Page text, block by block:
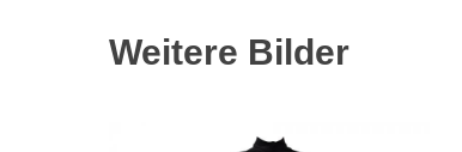
Weitere Bilder